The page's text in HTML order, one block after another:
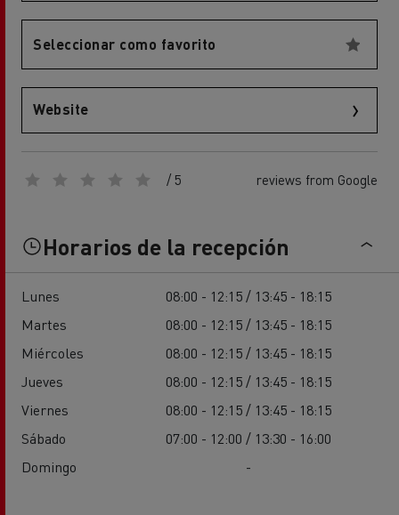
Seleccionar como favorito
Website
/ 5 reviews from Google
Horarios de la recepción
Lunes
08:00 - 12:15 / 13:45 - 18:15
Martes
08:00 - 12:15 / 13:45 - 18:15
Miércoles
08:00 - 12:15 / 13:45 - 18:15
Jueves
08:00 - 12:15 / 13:45 - 18:15
Viernes
08:00 - 12:15 / 13:45 - 18:15
Sábado
07:00 - 12:00 / 13:30 - 16:00
Domingo
-